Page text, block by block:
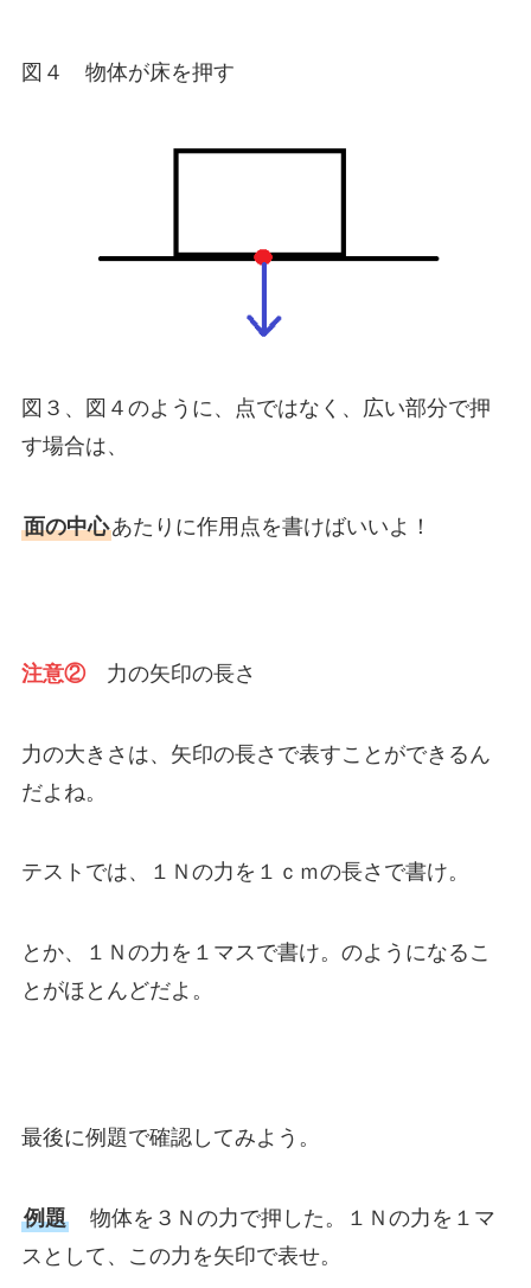
図４ 物体が床を押す
図３、図４のように、点ではなく、広い部分で押
す場合は、
面の中心あたりに作用点を書けばいいよ！
注意②力の矢印の長さ
力の大きさは、矢印の長さで表すことができるん
だよね。
テストでは、１Ｎの力を１ｃｍの長さで書け。
とか、１Ｎの力を１マスで書け。のようになるこ
とがほとんどだよ。
最後に例題で確認してみよう。
例題物体を３Ｎの力で押した。１Ｎの力を１マ
スとして、この力を矢印で表せ。